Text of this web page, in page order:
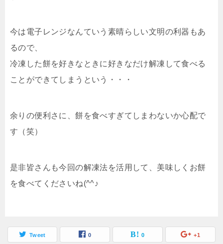
今は電子レンジなんていう素晴らしい文明の利器もあ
るので、
冷凍した餅を好きなときに好きなだけ解凍して食べる
ことができてしまうという・・・
余りの便利さに、餅を食べすぎてしまわないか心配で
す（笑）
是非皆さんも今回の解凍法を活用して、美味しくお餅
を食べてくださいね(^^♪
Tweet 0 0 +1